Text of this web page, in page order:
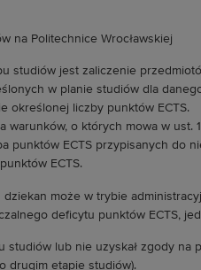
na Politechnice Wrocławskiej
studiów jest zaliczenie
w planie studiów dla
określonej liczby punktów ECTS.
warunków, o których mowa w
punktów ECTS przypisanych do
ECTS.
może w trybie
deficytu punktów ECTS,
studiów lub nie uzyskał zgody
drugim etapie studiów).